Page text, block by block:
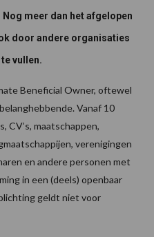
meer dan het afgelopen
door andere organisaties
vullen.
Beneficial Owner, oftewel
Vanaf 10
CV’s, maatschappen,
verenigingen
en andere personen met
in een (deels) openbaar
geldt niet voor